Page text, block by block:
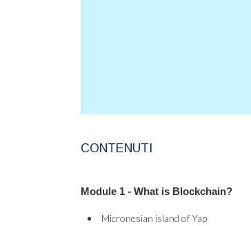
CONTENUTI
Module 1 - What is Blockchain?
Micronesian island of Yap